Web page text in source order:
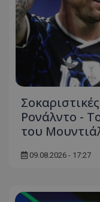
Ρονάλντο -
του
09.08.2026 - 17:27